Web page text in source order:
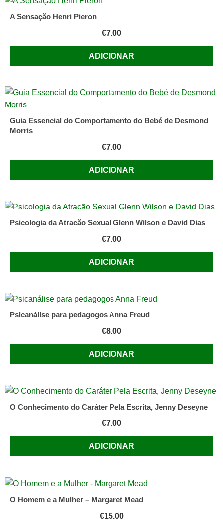
A Sensação Henri Pieron
€7.00
ADICIONAR
Guia Essencial do Comportamento do Bebé de Desmond
Morris
€7.00
ADICIONAR
Psicologia da Atracão Sexual Glenn Wilson e David Dias
€7.00
ADICIONAR
Psicanálise para pedagogos Anna Freud
€8.00
ADICIONAR
O Conhecimento do Caráter Pela Escrita, Jenny Deseyne
€7.00
ADICIONAR
O Homem e a Mulher – Margaret Mead
€15.00